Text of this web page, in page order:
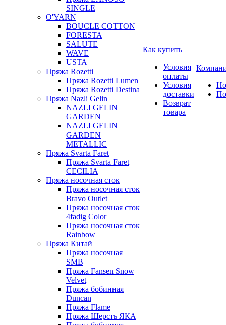
SINGLE
O'YARN
BOUCLE COTTON
FORESTA
SALUTE
WAVE
USTA
Пряжа Rozetti
Пряжа Rozetti Lumen
Пряжа Rozetti Destina
Пряжа Nazli Gelin
NAZLI GELIN
GARDEN
NAZLI GELIN
GARDEN
METALLIC
Пряжа Svarta Faret
Пряжа Svarta Faret
CECILIA
Пряжа носочная сток
Пряжа носочная сток
Bravo Outlet
Пряжа носочная сток
4fadig Color
Пряжа носочная сток
Rainbow
Пряжа Китай
Пряжа носочная
SMB
Пряжа Fansen Snow
Velvet
Пряжа бобинная
Duncan
Пряжа Flame
Пряжа Шерсть ЯКА
Как купить
Условия
оплаты
Условия
доставки
Возврат
товара